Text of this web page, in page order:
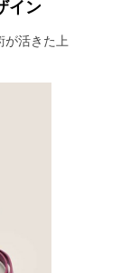
イン
が活きた上